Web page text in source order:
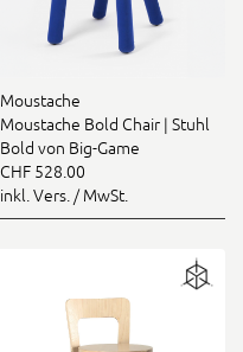
Moustache
Moustache Bold Chair | Stuhl
Bold von Big-Game
CHF 528.00
inkl. Vers. / MwSt.